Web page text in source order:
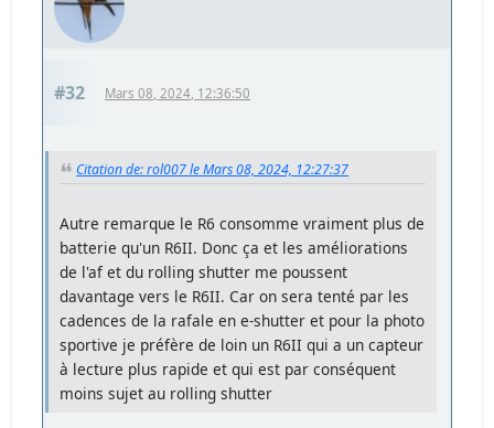
#32 Mars 08, 2024, 12:36:50
Citation de: rol007 le Mars 08, 2024, 12:27:37
Autre remarque le R6 consomme vraiment plus de
batterie qu'un R6II. Donc ça et les améliorations
de l'af et du rolling shutter me poussent
davantage vers le R6II. Car on sera tenté par les
cadences de la rafale en e-shutter et pour la photo
sportive je préfère de loin un R6II qui a un capteur
à lecture plus rapide et qui est par conséquent
moins sujet au rolling shutter